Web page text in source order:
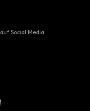
Social Media